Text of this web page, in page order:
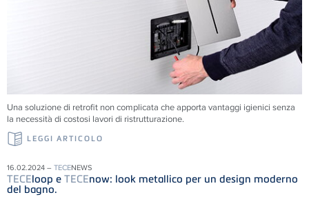
Una soluzione di retrofit non complicata che apporta vantaggi igienici senza
la necessità di costosi lavori di ristrutturazione.
LEGGI ARTICOLO
16.02.2024 – TECENEWS
TECEloop e TECEnow: look metallico per un design moderno
del bagno.